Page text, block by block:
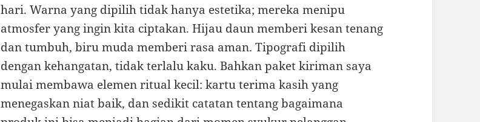
hari. Warna yang dipilih tidak hanya estetika; mereka menipu
atmosfer yang ingin kita ciptakan. Hijau daun memberi kesan tenang
dan tumbuh, biru muda memberi rasa aman. Tipografi dipilih
dengan kehangatan, tidak terlalu kaku. Bahkan paket kiriman saya
mulai membawa elemen ritual kecil: kartu terima kasih yang
menegaskan niat baik, dan sedikit catatan tentang bagaimana